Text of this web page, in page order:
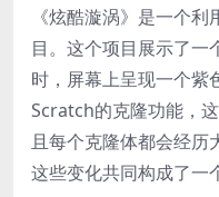
《炫酷漩涡》是一个
目。这个项目展示了一
时，屏幕上呈现一个紫
Scratch的克隆功能，
且每个克隆体都会经历
这些变化共同构成了一